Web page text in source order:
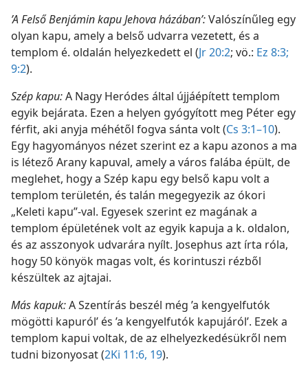
’A Felső Benjámin kapu Jehova házában’:Valószínűleg egy
olyan kapu, amely a belső udvarra vezetett, és a
templom é. oldalán helyezkedett el (Jr 20:2; vö.: Ez 8:3;
9:2).
Szép kapu:A Nagy Heródes által újjáépített templom
egyik bejárata. Ezen a helyen gyógyított meg Péter egy
férfit, aki anyja méhétől fogva sánta volt (Cs 3:1–10).
Egy hagyományos nézet szerint ez a kapu azonos a ma
is létező Arany kapuval, amely a város falába épült, de
meglehet, hogy a Szép kapu egy belső kapu volt a
templom területén, és talán megegyezik az ókori
„Keleti kapu”-val. Egyesek szerint ez magának a
templom épületének volt az egyik kapuja a k. oldalon,
és az asszonyok udvarára nyílt. Josephus azt írta róla,
hogy 50 könyök magas volt, és korintuszi rézből
készültek az ajtajai.
Más kapuk:A Szentírás beszél még ’a kengyelfutók
mögötti kapuról’ és ’a kengyelfutók kapujáról’. Ezek a
templom kapui voltak, de az elhelyezkedésükről nem
tudni bizonyosat (2Ki 11:6, 19).